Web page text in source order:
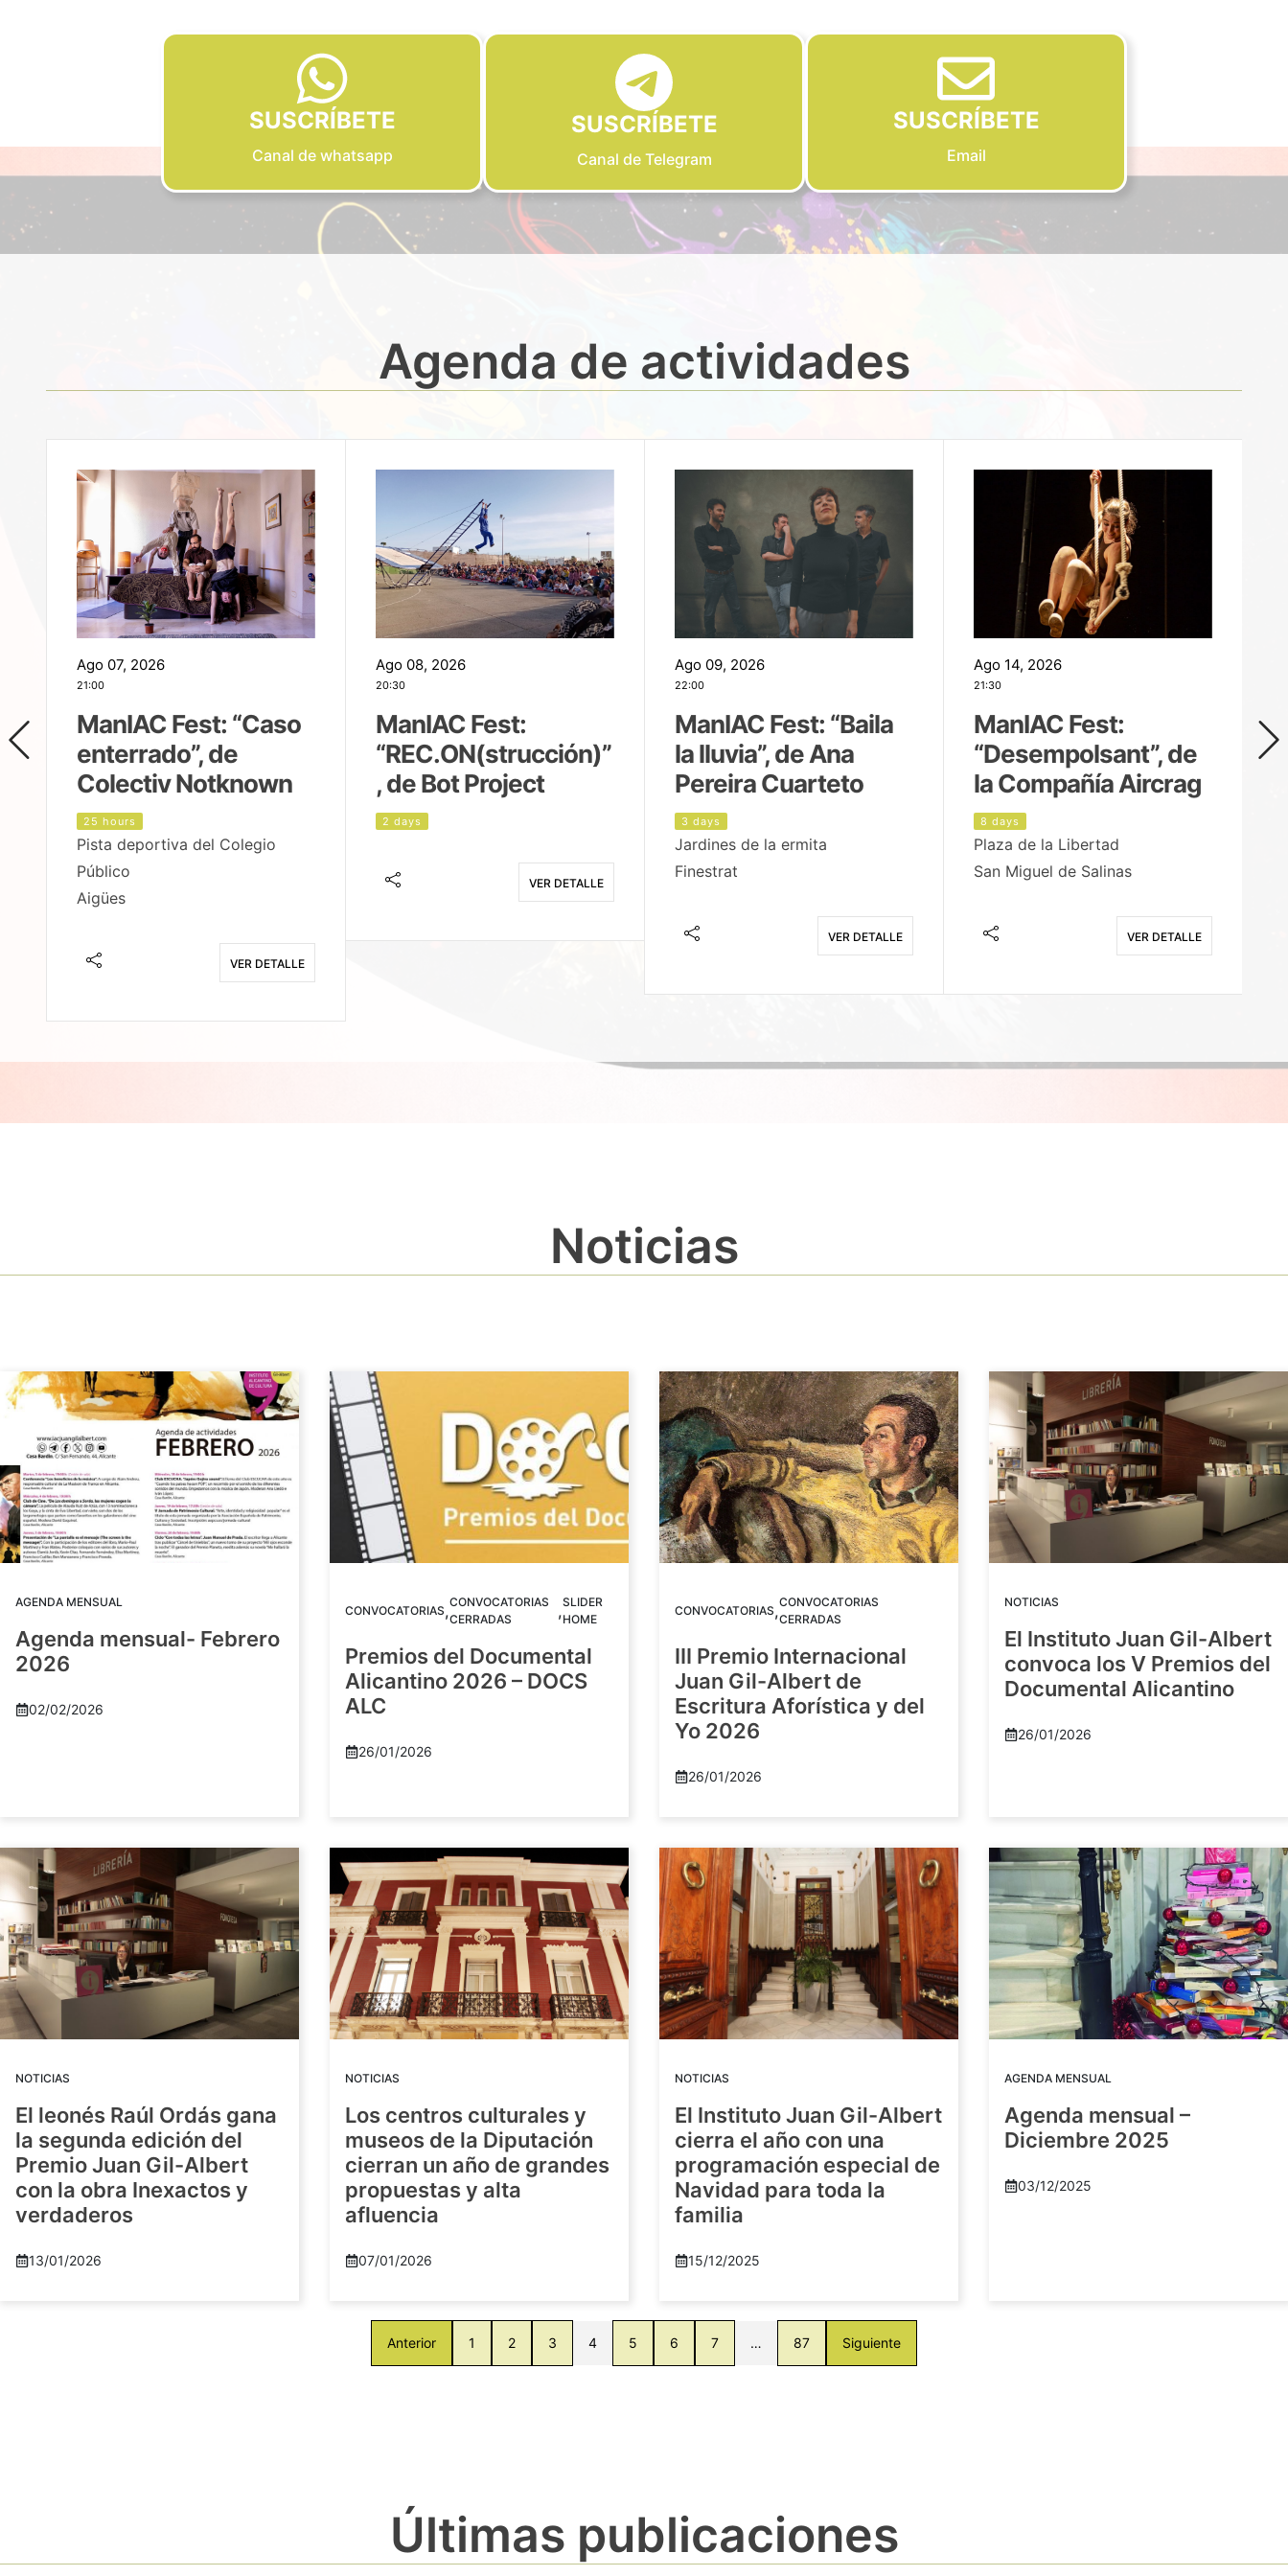
SUSCRÍBETE
Canal de whatsapp
SUSCRÍBETE
Canal de Telegram
SUSCRÍBETE
Email
Agenda de actividades
Ago 07, 2026
21:00
ManIAC Fest: “Caso
enterrado”, de
Colectiv Notknown
25 hours
Pista deportiva del Colegio
Público
Aigües
VER DETALLE
Ago 08, 2026
20:30
ManIAC Fest:
“REC.ON(strucción)”
, de Bot Project
2 days
VER DETALLE
Ago 09, 2026
22:00
ManIAC Fest: “Baila
la lluvia”, de Ana
Pereira Cuarteto
3 days
Jardines de la ermita
Finestrat
VER DETALLE
Ago 14, 2026
21:30
ManIAC Fest:
“Desempolsant”, de
la Compañía Aircrag
8 days
Plaza de la Libertad
San Miguel de Salinas
VER DETALLE
Noticias
AGENDA MENSUAL
Agenda mensual- Febrero
2026
02/02/2026
CONVOCATORIAS,CONVOCATORIAS
CERRADAS
,SLIDER
HOME
Premios del Documental
Alicantino 2026 – DOCS
ALC
26/01/2026
CONVOCATORIAS,CONVOCATORIAS
CERRADAS
III Premio Internacional
Juan Gil-Albert de
Escritura Aforística y del
Yo 2026
26/01/2026
NOTICIAS
El Instituto Juan Gil-Albert
convoca los V Premios del
Documental Alicantino
26/01/2026
NOTICIAS
El leonés Raúl Ordás gana
la segunda edición del
Premio Juan Gil-Albert
con la obra Inexactos y
verdaderos
13/01/2026
NOTICIAS
Los centros culturales y
museos de la Diputación
cierran un año de grandes
propuestas y alta
afluencia
07/01/2026
NOTICIAS
El Instituto Juan Gil-Albert
cierra el año con una
programación especial de
Navidad para toda la
familia
15/12/2025
AGENDA MENSUAL
Agenda mensual –
Diciembre 2025
03/12/2025
Anterior 1 2 3 4 5 6 7 … 87 Siguiente
Últimas publicaciones